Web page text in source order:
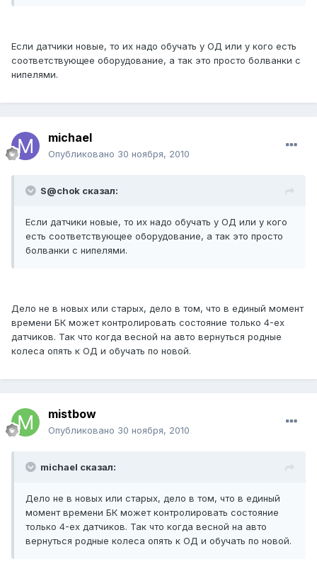
Если датчики новые, то их надо обучать у ОД или у кого есть
соответствующее оборудование, а так это просто болванки с
нипелями.
michael
Опубликовано 30 ноября, 2010
S@chok сказал:
Если датчики новые, то их надо обучать у ОД или у кого
есть соответствующее оборудование, а так это просто
болванки с нипелями.
Дело не в новых или старых, дело в том, что в единый момент
времени БК может контролировать состояние только 4-ех
датчиков. Так что когда весной на авто вернуться родные
колеса опять к ОД и обучать по новой.
mistbow
Опубликовано 30 ноября, 2010
michael сказал:
Дело не в новых или старых, дело в том, что в единый
момент времени БК может контролировать состояние
только 4-ех датчиков. Так что когда весной на авто
вернуться родные колеса опять к ОД и обучать по новой.